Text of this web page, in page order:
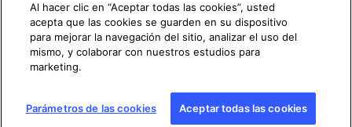
acuerdo específico firmado con la AFP, está estrictamente
prohibido. Los elementos analizados en cada verificación se
presentan o se enlazan en tanto en cuanto son necesarios para
la correcta comprensión de la verificación en cuestión. La AFP
no cuenta con derechos sobre los autores ni sobre los
propietarios del copyright de estos contenidos de terceras
Al hacer clic en “Aceptar todas las cookies”, usted
acepta que las cookies se guarden en su dispositivo
para mejorar la navegación del sitio, analizar el uso del
mismo, y colaborar con nuestros estudios para
marketing.
Parámetros de las cookies Aceptar todas las cookies